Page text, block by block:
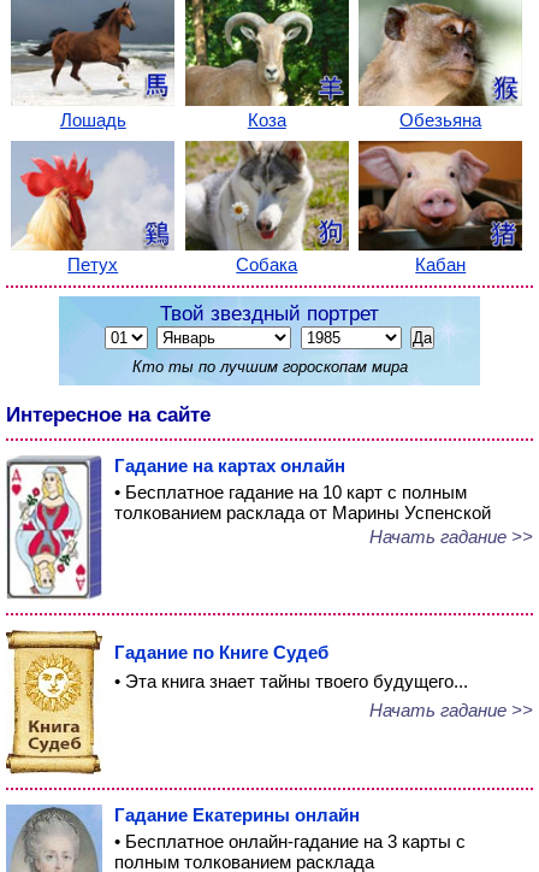
Лошадь Коза Обезьяна
Петух Собака Кабан
Твой звездный портрет
Кто ты по лучшим гороскопам мира
Интересное на сайте
Гадание на картах онлайн
• Бесплатное гадание на 10 карт с полным
толкованием расклада от Марины Успенской
Начать гадание >>
Гадание по Книге Судеб
• Эта книга знает тайны твоего будущего...
Начать гадание >>
Гадание Екатерины онлайн
• Бесплатное онлайн-гадание на 3 карты с
полным толкованием расклада